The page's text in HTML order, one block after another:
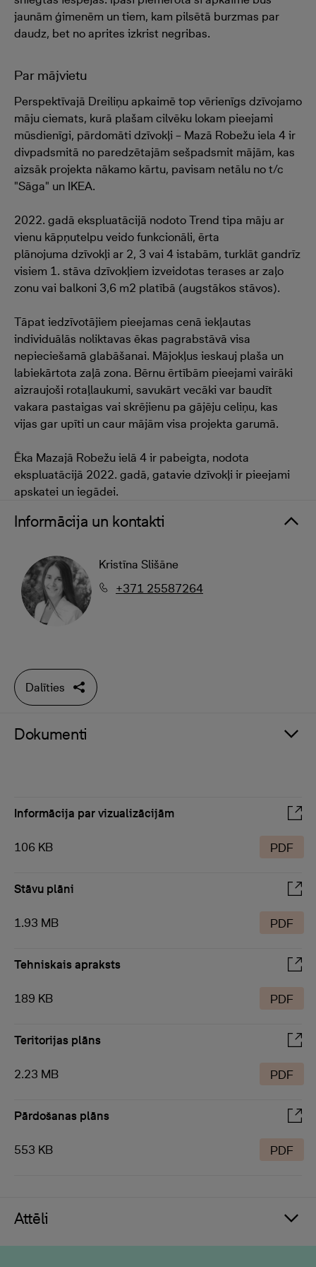
jaunām ģimenēm un tiem, kam pilsētā burzmas par
daudz, bet no aprites izkrist negribas.
Par mājvietu
Perspektīvajā Dreiliņu apkaimē top vērienīgs dzīvojamo
māju ciemats, kurā plašam cilvēku lokam pieejami
mūsdienīgi, pārdomāti dzīvokļi – Mazā Robežu iela 4 ir
divpadsmitā no paredzētajām sešpadsmit mājām, kas
aizsāk projekta nākamo kārtu, pavisam netālu no t/c
"Sāga" un IKEA.
2022. gadā ekspluatācijā nodoto Trend tipa māju ar
vienu kāpņutelpu veido funkcionāli, ērta
plānojuma dzīvokļi ar 2, 3 vai 4 istabām, turklāt gandrīz
visiem 1. stāva dzīvokļiem izveidotas terases ar zaļo
zonu vai balkoni 3,6 m2 platībā (augstākos stāvos).
Tāpat iedzīvotājiem pieejamas cenā iekļautas
individuālās noliktavas ēkas pagrabstāvā visa
nepieciešamā glabāšanai. Mājokļus ieskauj plaša un
labiekārtota zaļā zona. Bērnu ērtībām pieejami vairāki
aizraujoši rotaļlaukumi, savukārt vecāki var baudīt
vakara pastaigas vai skrējienu pa gājēju celiņu, kas
vijas gar upīti un caur mājām visa projekta garumā.
Ēka Mazajā Robežu ielā 4 ir pabeigta, nodota
ekspluatācijā 2022. gadā, gatavie dzīvokļi ir pieejami
apskatei un iegādei.
Informācija un kontakti
Kristīna Slišāne
+371 25587264
Dalīties
Dokumenti
Informācija par vizualizācijām
106 KB PDF
Stāvu plāni
1.93 MB PDF
Tehniskais apraksts
189 KB PDF
Teritorijas plāns
2.23 MB PDF
Pārdošanas plāns
553 KB PDF
Attēli